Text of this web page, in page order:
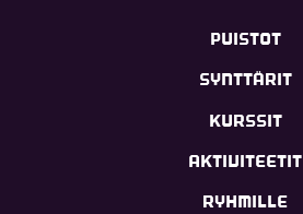
PUISTOT
SYNTTÄRIT
KURSSIT
AKTIVITEETIT
RYHMILLE